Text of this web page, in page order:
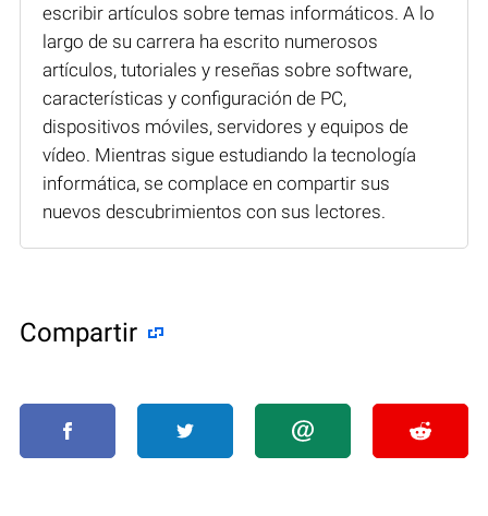
escribir artículos sobre temas informáticos. A lo
largo de su carrera ha escrito numerosos
artículos, tutoriales y reseñas sobre software,
características y configuración de PC,
dispositivos móviles, servidores y equipos de
vídeo. Mientras sigue estudiando la tecnología
informática, se complace en compartir sus
nuevos descubrimientos con sus lectores.
Compartir